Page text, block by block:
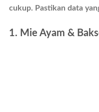
cukup. Pastikan data
1. Mie Ayam &